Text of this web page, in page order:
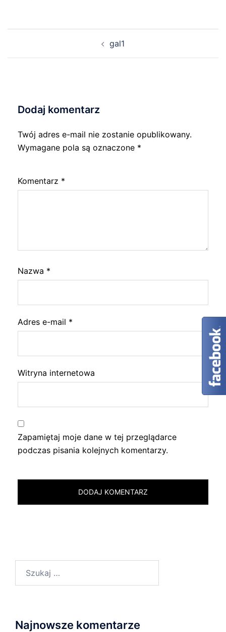
gal1
Dodaj komentarz
Twój adres e-mail nie zostanie opublikowany.
Wymagane pola są oznaczone *
Komentarz *
Nazwa *
Adres e-mail *
Witryna internetowa
Zapamiętaj moje dane w tej przeglądarce
podczas pisania kolejnych komentarzy.
Najnowsze komentarze